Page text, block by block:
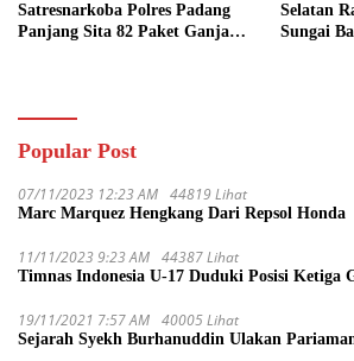
Satresnarkoba Polres Padang
Panjang Sita 82 Paket Ganja
Selatan
Sungai
Popular Post
07/11/2023 12:23 AM 44819 Lihat
Marc Marquez Hengkang Dari Repsol Honda
11/11/2023 9:23 AM 44387 Lihat
Timnas Indonesia U-17 Duduki Posisi Ketiga
19/11/2021 7:57 AM 40005 Lihat
Sejarah Syekh Burhanuddin Ulakan